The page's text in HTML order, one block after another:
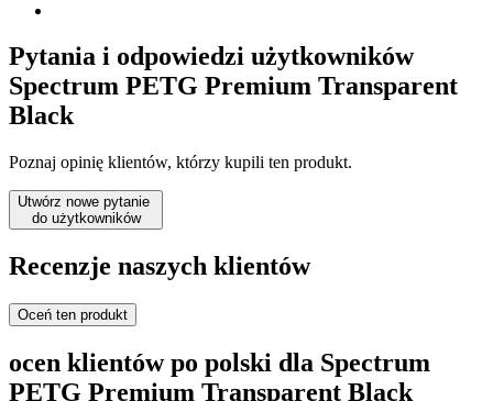
Pytania i odpowiedzi użytkowników
Spectrum PETG Premium Transparent
Black
Poznaj opinię klientów, którzy kupili ten produkt.
Utwórz nowe pytanie
do użytkowników
Recenzje naszych klientów
Oceń ten produkt
ocen klientów po polski dla Spectrum
PETG Premium Transparent Black